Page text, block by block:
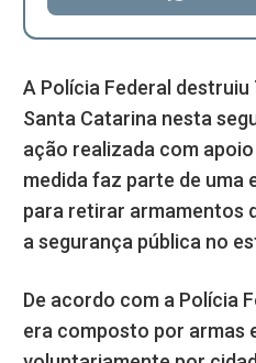
A Polícia Federal
Santa Catarina nesta
ação realizada com
medida faz parte de uma
para retirar armamentos
a segurança pública no
De acordo com a Polícia
era composto por armas